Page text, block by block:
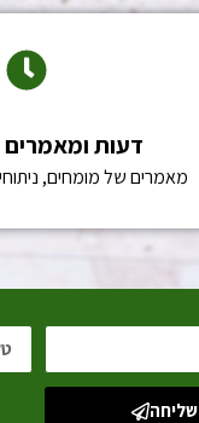
דעות ומאמרים
מאמרים של מומחים,
שליחה